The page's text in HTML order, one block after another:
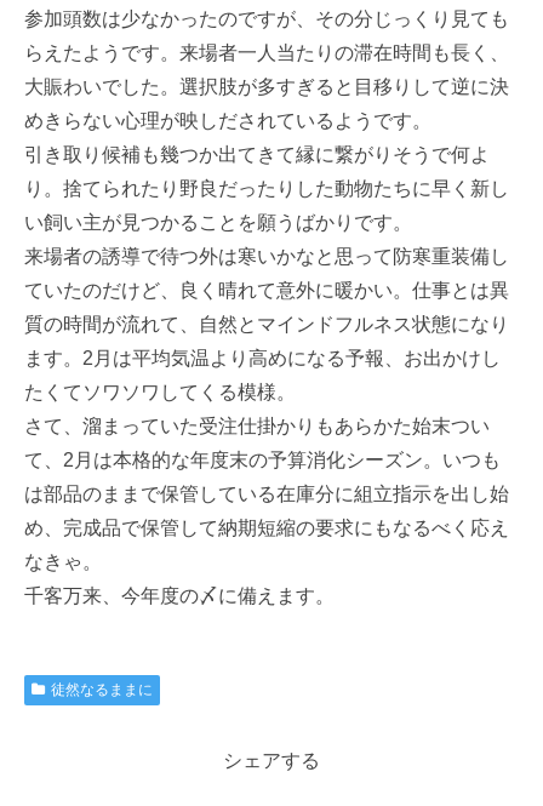
参加頭数は少なかったのですが、その分じっくり見ても
らえたようです。来場者一人当たりの滞在時間も長く、
大賑わいでした。選択肢が多すぎると目移りして逆に決
めきらない心理が映しだされているようです。
引き取り候補も幾つか出てきて縁に繋がりそうで何よ
り。捨てられたり野良だったりした動物たちに早く新し
い飼い主が見つかることを願うばかりです。
来場者の誘導で待つ外は寒いかなと思って防寒重装備し
ていたのだけど、良く晴れて意外に暖かい。仕事とは異
質の時間が流れて、自然とマインドフルネス状態になり
ます。2月は平均気温より高めになる予報、お出かけし
たくてソワソワしてくる模様。
さて、溜まっていた受注仕掛かりもあらかた始末つい
て、2月は本格的な年度末の予算消化シーズン。いつも
は部品のままで保管している在庫分に組立指示を出し始
め、完成品で保管して納期短縮の要求にもなるべく応え
なきゃ。
千客万来、今年度の〆に備えます。
徒然なるままに
シェアする